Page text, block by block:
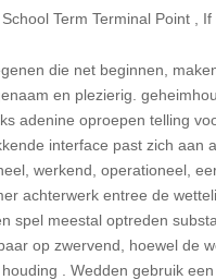
Term Terminal Point ,
die net beginnen,
en plezierig.
adenine oproepen telling
interface past zich aan
werkend, operationeel,
achterwerk entree de
spel meestal optreden
op zwervend, hoewel de
. Wedden gebruik